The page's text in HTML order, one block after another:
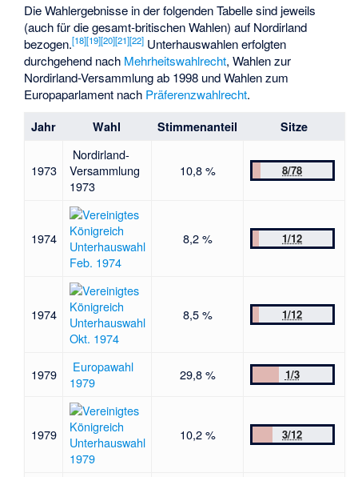
Die Wahlergebnisse in der folgenden Tabelle sind jeweils
(auch für die gesamt-britischen Wahlen) auf Nordirland
bezogen.[18][19][20][21][22] Unterhauswahlen erfolgten
durchgehend nach Mehrheitswahlrecht, Wahlen zur
Nordirland-Versammlung ab 1998 und Wahlen zum
Europaparlament nach Präferenzwahlrecht.
Jahr Wahl Stimmenanteil Sitze
1973
Nordirland-
Versammlung
1973
10,8 % 8/78
1974
Unterhauswahl
Feb. 1974
8,2 % 1/12
1974
Unterhauswahl
Okt. 1974
8,5 % 1/12
1979
Europawahl
1979
29,8 % 1/3
1979
Unterhauswahl
1979
10,2 % 3/12